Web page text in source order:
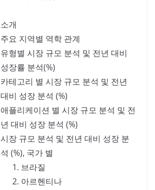
소개
주요 지역별 역학 관계
유형별 시장 규모 분석 및 전년 대비
성장률 분석(%)
카테고리 별 시장 규모 분석 및 전년
대비 성장 분석 (%)
애플리케이션 별 시장 규모 분석 및 전
년 대비 성장 분석 (%)
시장 규모 분석 및 전년 대비 성장 분
석 (%), 국가 별
브라질
아르헨티나